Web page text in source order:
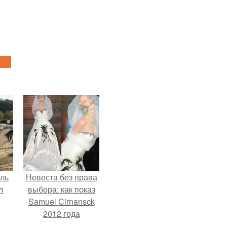
Невеста без права
выбора: как показ
Samuel Cirnansck
2012 года